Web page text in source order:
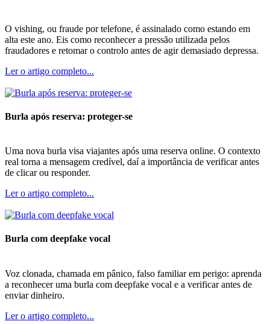
O vishing, ou fraude por telefone, é assinalado como estando em
alta este ano. Eis como reconhecer a pressão utilizada pelos
fraudadores e retomar o controlo antes de agir demasiado depressa.
Ler o artigo completo...
Burla após reserva: proteger-se
Uma nova burla visa viajantes após uma reserva online. O contexto
real torna a mensagem credível, daí a importância de verificar antes
de clicar ou responder.
Ler o artigo completo...
Burla com deepfake vocal
Voz clonada, chamada em pânico, falso familiar em perigo: aprenda
a reconhecer uma burla com deepfake vocal e a verificar antes de
enviar dinheiro.
Ler o artigo completo...